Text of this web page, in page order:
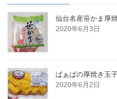
仙台名産笹かま厚
2020年6月3日
ばぁばの厚焼き玉
2020年6月2日